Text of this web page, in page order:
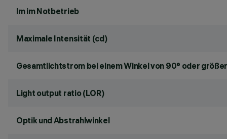
lm im Notbetrieb
Maximale Intensität (cd)
Gesamtlichtstrom bei einem Winkel von 90° oder
Light output ratio (LOR)
Optik und Abstrahlwinkel